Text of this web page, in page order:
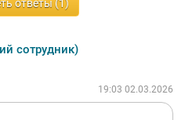
ответы (1)
сотрудник)
19:03 02.03.2026